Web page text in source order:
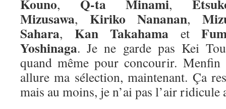
Kouno, Q-ta Minami,
Mizusawa, Kiriko Nananan,
Sahara, Kan Takahama et
Yoshinaga. Je ne garde pas Kei
quand même pour concourir.
allure ma sélection, maintenant. Ça
mais au moins, je n’ai pas l’air ridicule